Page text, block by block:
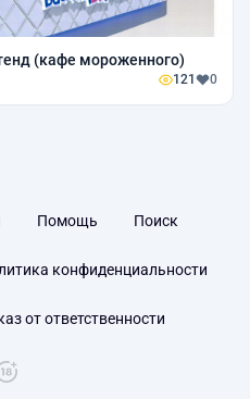
(кафе мороженного)
121 0
Помощь Поиск
конфиденциальности
от ответственности